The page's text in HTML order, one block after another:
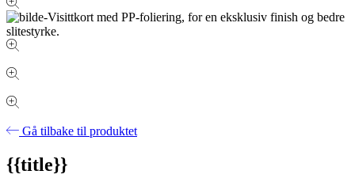
Gå tilbake til produktet
{{title}}